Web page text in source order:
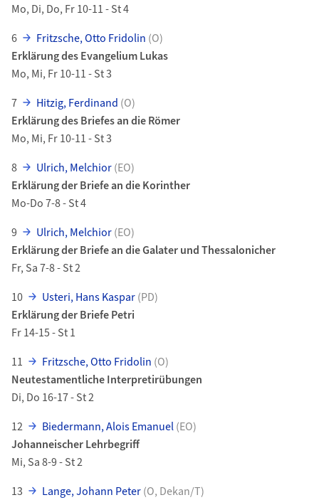
Mo, Di, Do, Fr 10-11 - St 4
6
Fritzsche, Otto Fridolin (O)
Erklärung des Evangelium Lukas
Mo, Mi, Fr 10-11 - St 3
7
Hitzig, Ferdinand (O)
Erklärung des Briefes an die Römer
Mo, Mi, Fr 10-11 - St 3
8
Ulrich, Melchior(EO)
Erklärung der Briefe an die Korinther
Mo-Do 7-8 - St 4
9
Ulrich, Melchior(EO)
Erklärung der Briefe an die Galater und Thessalonicher
Fr, Sa 7-8 - St 2
10
Usteri, Hans Kaspar(PD)
Erklärung der Briefe Petri
Fr 14-15 - St 1
11
Fritzsche, Otto Fridolin (O)
Neutestamentliche Interpretirübungen
Di, Do 16-17 - St 2
12
Biedermann, Alois Emanuel(EO)
Johanneischer Lehrbegriff
Mi, Sa 8-9 - St 2
13
Lange, Johann Peter(O, Dekan/T)